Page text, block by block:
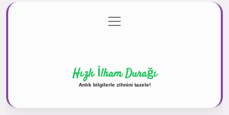
Gizlilik Politikası
menüyü
aç
Hızlı İlham Durağı
Anlık bilgilerle zihnini tazele!